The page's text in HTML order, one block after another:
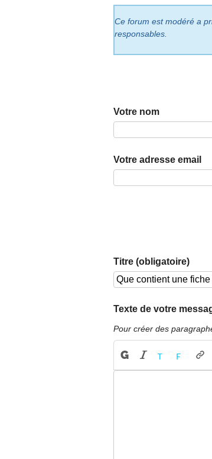
Ce forum est modéré a
responsables.
Votre nom
Votre adresse email
Titre (obligatoire)
Texte de votre
Pour créer des